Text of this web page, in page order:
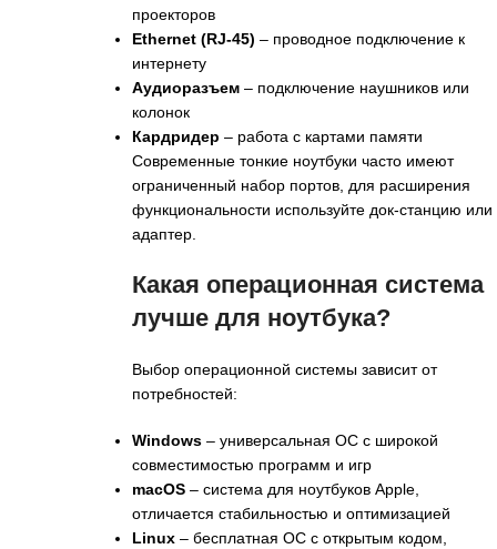
проекторов
Ethernet (RJ-45) – проводное подключение к
интернету
Аудиоразъем – подключение наушников или
колонок
Кардридер – работа с картами памяти
Современные тонкие ноутбуки часто имеют
ограниченный набор портов, для расширения
функциональности используйте док-станцию или
адаптер.
Какая операционная система
лучше для ноутбука?
Выбор операционной системы зависит от
потребностей:
Windows – универсальная ОС с широкой
совместимостью программ и игр
macOS – система для ноутбуков Apple,
отличается стабильностью и оптимизацией
Linux – бесплатная ОС с открытым кодом,